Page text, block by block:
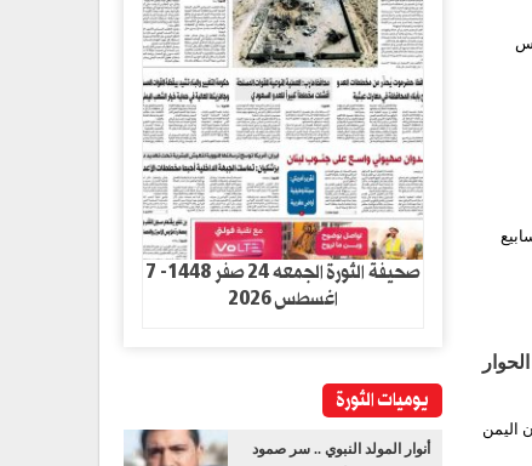
اليمن
صحيفة الثورة الجمعه 24 صفر 1448- 7
اغسطس 2026
يوميات الثورة
أنوار المولد النبوي .. سر صمود